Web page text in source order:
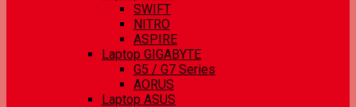
SWIFT
NITRO
ASPIRE
Laptop GIGABYTE
G5 / G7 Series
AORUS
Laptop ASUS